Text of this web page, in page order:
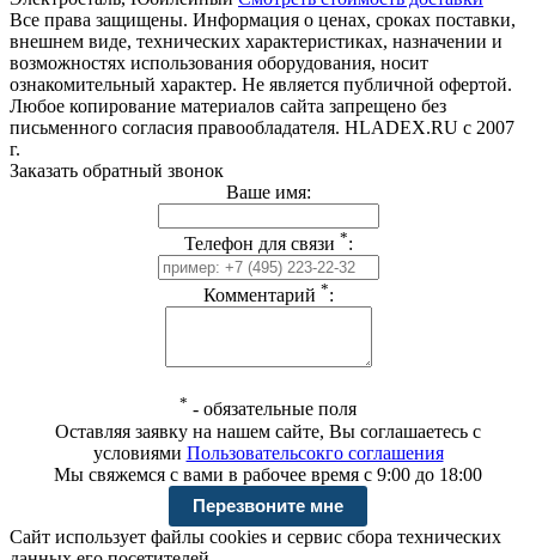
Все права защищены. Информация о ценах, сроках поставки,
внешнем виде, технических характеристиках, назначении и
возможностях использования оборудования, носит
ознакомительный характер. Не является публичной офертой.
Любое копирование материалов сайта запрещено без
письменного согласия правообладателя. HLADEX.RU c 2007
г.
Заказать обратный звонок
Ваше имя:
Телефон для связи *:
Комментарий *:
* - обязательные поля
Оставляя заявку на нашем сайте, Вы соглашаетесь с
условиями Пользовательсокго соглашения
Мы свяжемся с вами в рабочее время с 9:00 до 18:00
Сайт использует файлы cookies и сервис сбора технических